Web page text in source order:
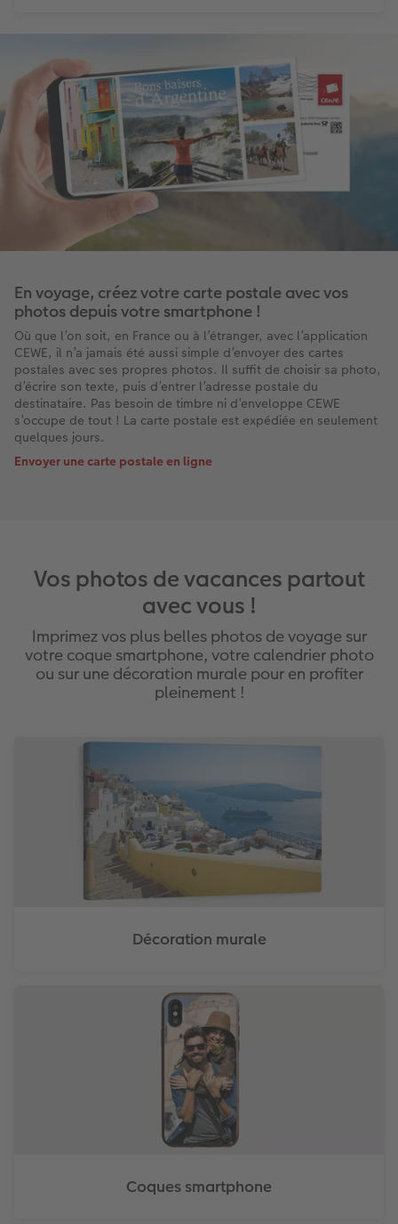
En voyage, créez votre carte postale avec vos
photos depuis votre smartphone !
Où que l’on soit, en France ou à l’étranger, avec l’application
CEWE, il n’a jamais été aussi simple d’envoyer des cartes
postales avec ses propres photos. Il suffit de choisir sa photo,
d’écrire son texte, puis d’entrer l’adresse postale du
destinataire. Pas besoin de timbre ni d’enveloppe CEWE
s’occupe de tout ! La carte postale est expédiée en seulement
quelques jours.
Envoyer une carte postale en ligne
Vos photos de vacances partout
avec vous !
Imprimez vos plus belles photos de voyage sur
votre coque smartphone, votre calendrier photo
ou sur une décoration murale pour en profiter
pleinement !
Décoration murale
Coques smartphone